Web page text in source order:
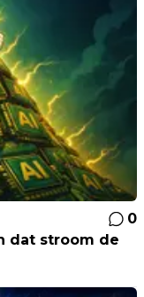
0
dat stroom de